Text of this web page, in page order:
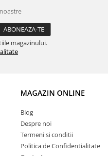
magazinului.
MAGAZIN ONLINE
Blog
Despre noi
Termeni si conditii
Politica de Confidentialitate